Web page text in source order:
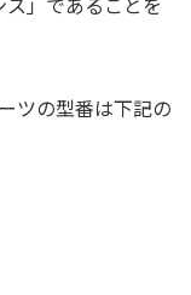
ツの型番は下記の